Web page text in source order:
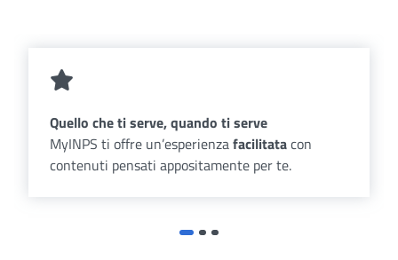
Quello che ti serve, quando ti serve
MyINPS ti offre un’esperienzafacilitatacon
contenuti pensati appositamente per te.